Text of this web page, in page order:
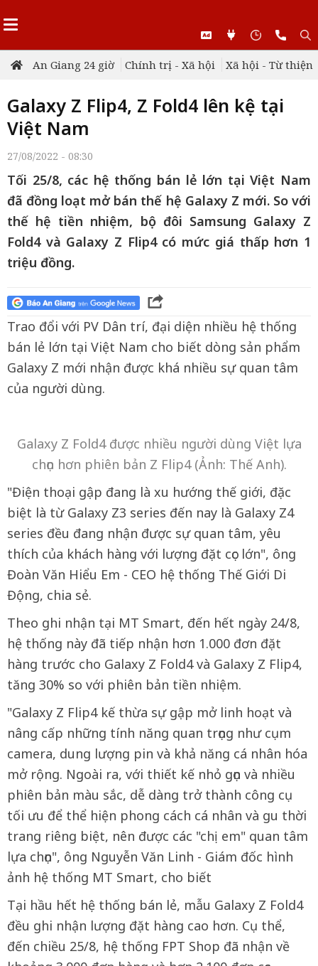
An Giang 24 giờ Chính trị - Xã hội Xã hội - Từ thiện
Galaxy Z Flip4, Z Fold4 lên kệ tại
Việt Nam
27/08/2022 - 08:30
Tối 25/8, các hệ thống bán lẻ lớn tại Việt Nam
đã đồng loạt mở bán thế hệ Galaxy Z mới. So với
thế hệ tiền nhiệm, bộ đôi Samsung Galaxy Z
Fold4 và Galaxy Z Flip4 có mức giá thấp hơn 1
triệu đồng.
Trao đổi với PV Dân trí, đại diện nhiều hệ thống
bán lẻ lớn tại Việt Nam cho biết dòng sản phẩm
Galaxy Z mới nhận được khá nhiều sự quan tâm
của người dùng.
Galaxy Z Fold4 được nhiều người dùng Việt lựa
chọn hơn phiên bản Z Flip4 (Ảnh: Thế Anh).
"Điện thoại gập đang là xu hướng thế giới, đặc
biệt là từ Galaxy Z3 series đến nay là Galaxy Z4
series đều đang nhận được sự quan tâm, yêu
thích của khách hàng với lượng đặt cọc lớn", ông
Đoàn Văn Hiểu Em - CEO hệ thống Thế Giới Di
Động, chia sẻ.
Theo ghi nhận tại MT Smart, đến hết ngày 24/8,
hệ thống này đã tiếp nhận hơn 1.000 đơn đặt
hàng trước cho Galaxy Z Fold4 và Galaxy Z Flip4,
tăng 30% so với phiên bản tiền nhiệm.
"Galaxy Z Flip4 kế thừa sự gập mở linh hoạt và
nâng cấp những tính năng quan trọng như cụm
camera, dung lượng pin và khả năng cá nhân hóa
mở rộng. Ngoài ra, với thiết kế nhỏ gọn và nhiều
phiên bản màu sắc, dễ dàng trở thành công cụ
tối ưu để thể hiện phong cách cá nhân và gu thời
trang riêng biệt, nên được các "chị em" quan tâm
lựa chọn", ông Nguyễn Văn Linh - Giám đốc hình
ảnh hệ thống MT Smart, cho biết
Tại hầu hết hệ thống bán lẻ, mẫu Galaxy Z Fold4
đều ghi nhận lượng đặt hàng cao hơn. Cụ thể,
đến chiều 25/8, hệ thống FPT Shop đã nhận về